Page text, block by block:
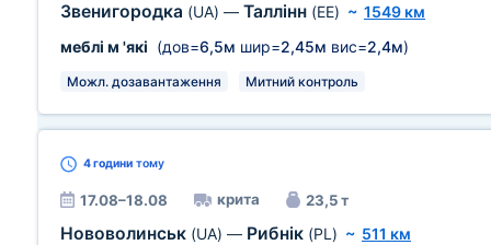
Звенигородка (UA) — Таллінн (EE) ~ 1549 км
меблі м 'які (дов=6,5м шир=2,45м вис=2,4м)
Можл. дозавантаження Митний контроль
4 години тому
17.08–18.08 крита 23,5 т
Нововолинськ (UA) — Рибнік (PL) ~ 511 км